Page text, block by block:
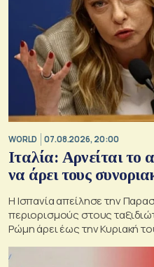
WORLD 07.08.2026, 20:00
Ιταλία: Αρνείται το
να άρει τους
Η Ισπανία απείλησε την
περιορισμούς στους
Ρώμη άρει έως την Κυριακή